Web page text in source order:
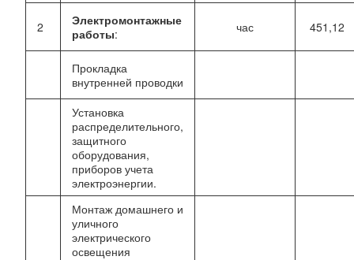
2
Электромонтажные
работы: час 451,12
Прокладка
внутренней проводки
Установка
распределительного,
защитного
оборудования,
приборов учета
электроэнергии.
Монтаж домашнего и
уличного
электрического
освещения